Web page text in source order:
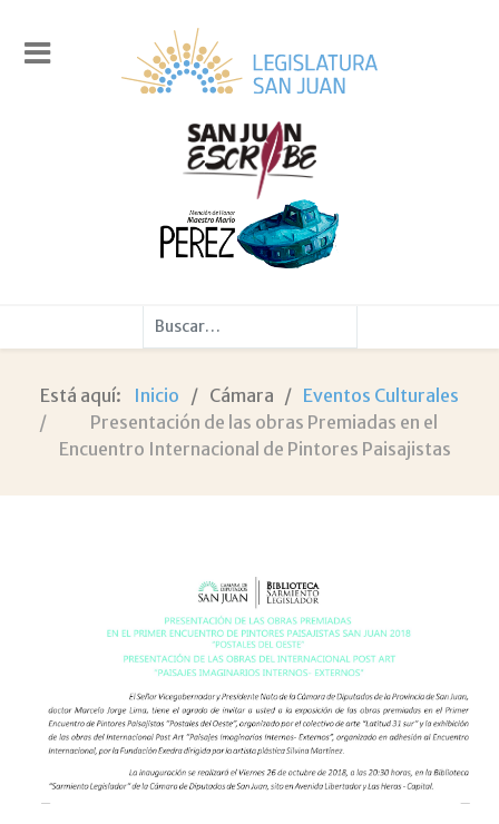
Buscar
Está aquí: Inicio Cámara
Eventos Culturales
Presentación de las obras Premiadas en el
Encuentro Internacional de Pintores Paisajistas